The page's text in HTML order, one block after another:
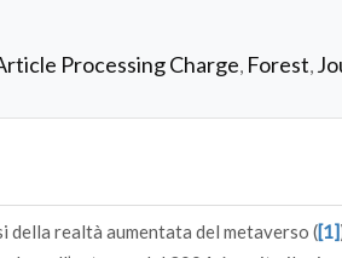
Processing Charge, Forest,
realtà aumentata del metaverso ([1]